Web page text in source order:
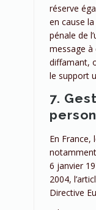
réserve
en cause
pénale de
message à
diffamant,
le support
7.
En France,
6 janvier
2004,
Directive